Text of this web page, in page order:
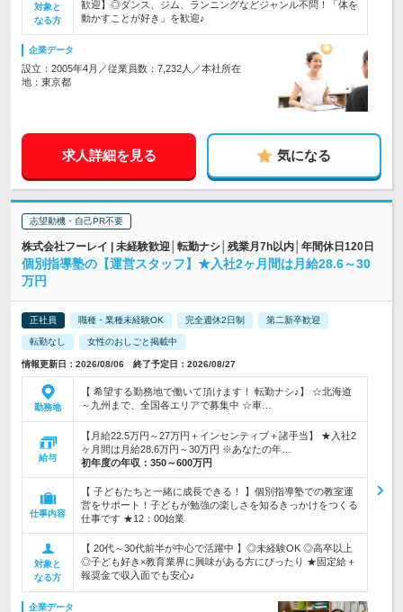
対象と
なる方
歓迎】◎ダンス、ジム、ランニングなどジャンル不問！「体を
動かすことが好き」を歓迎♪
企業データ
設立：2005年4月／従業員数：7,232人／本社所在
地：東京都
求人詳細を見る 気になる
志望動機・自己PR不要
株式会社フーレイ | 未経験歓迎│転勤ナシ│残業月7h以内│年間休日120日
個別指導塾の【運営スタッフ】★入社2ヶ月間は月給28.6～30
万円
正社員 職種・業種未経験OK 完全週休2日制 第二新卒歓迎
転勤なし 女性のおしごと掲載中
情報更新日：2026/08/06 終了予定日：2026/08/27
勤務地
【 希望する勤務地で働いて頂けます！ 転勤ナシ♪】 ☆北海道
～九州まで、全国各エリアで募集中 ☆車…
給与
【月給22.5万円～27万円＋インセンティブ＋諸手当】 ★入社2
ヶ月間は月給28.6万円～30万円 ※あなたの年…
初年度の年収： 350～600万円
仕事内容
【 子どもたちと一緒に成長できる！ 】個別指導塾での教室運
営をサポート！子どもが勉強の楽しさを知るきっかけをつくる
仕事です ★12：00始業
対象と
なる方
【 20代～30代前半が中心で活躍中 】◎未経験OK ◎高卒以上
◎子ども好き×教育業界に興味がある方にぴったり ★固定給＋
報奨金で収入面でも安心♪
企業データ